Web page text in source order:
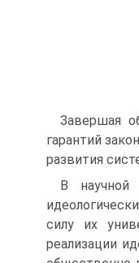
Завершая
гарантий
развития
В научной
силу их
реализации